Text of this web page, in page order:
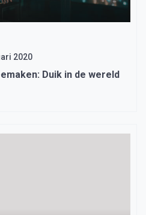
2020
Duik in de wereld